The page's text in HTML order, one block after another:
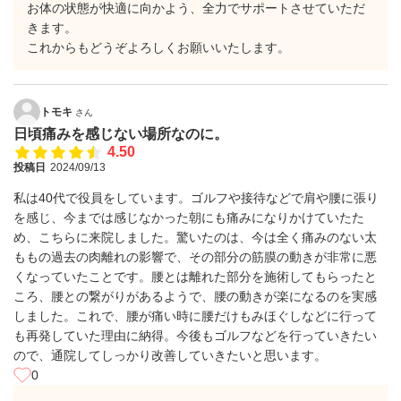
お体の状態が快適に向かよう、全力でサポートさせていただ
きます。
これからもどうぞよろしくお願いいたします。
トモキ さん
日頃痛みを感じない場所なのに。
4.50
投稿日 2024/09/13
私は40代で役員をしています。ゴルフや接待などで肩や腰に張り
を感じ、今までは感じなかった朝にも痛みになりかけていたた
め、こちらに来院しました。驚いたのは、今は全く痛みのない太
ももの過去の肉離れの影響で、その部分の筋膜の動きが非常に悪
くなっていたことです。腰とは離れた部分を施術してもらったと
ころ、腰との繋がりがあるようで、腰の動きが楽になるのを実感
しました。これで、腰が痛い時に腰だけもみほぐしなどに行って
も再発していた理由に納得。今後もゴルフなどを行っていきたい
ので、通院してしっかり改善していきたいと思います。
0